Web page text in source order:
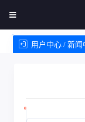
用户中心 / 新闻